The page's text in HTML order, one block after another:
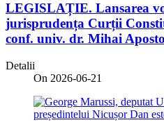
LEGISLAȚIE. Lansarea
jurisprudența Curții
conf. univ. dr. Mihai
Detalii
On 2026-06-21